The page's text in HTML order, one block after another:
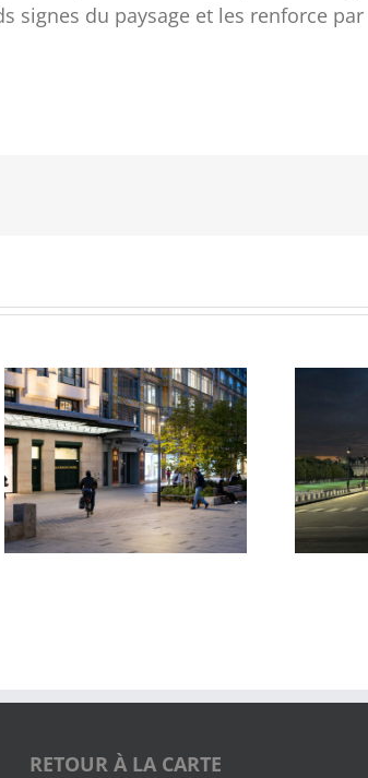
signes du paysage et les renforce
Hôtel National des Invalides
RETOUR À LA CARTE